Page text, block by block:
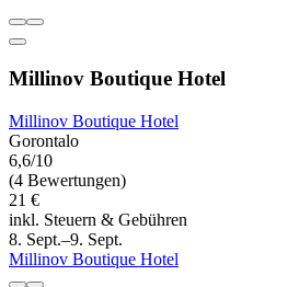
Millinov Boutique Hotel
Millinov Boutique Hotel
Gorontalo
6,6/10
(4 Bewertungen)
21 €
inkl. Steuern & Gebühren
8. Sept.–9. Sept.
Millinov Boutique Hotel